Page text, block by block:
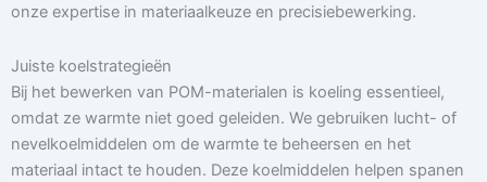
onze expertise in materiaalkeuze en precisiebewerking.
Juiste koelstrategieën
Bij het bewerken van POM-materialen is koeling essentieel,
omdat ze warmte niet goed geleiden. We gebruiken lucht- of
nevelkoelmiddelen om de warmte te beheersen en het
materiaal intact te houden. Deze koelmiddelen helpen spanen